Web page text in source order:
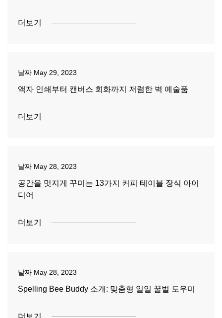
더보기
날짜 May 29, 2023
액자 인쇄부터 캔버스 회화까지 저렴한 벽 예술품
더보기
날짜 May 28, 2023
공간을 멋지게 꾸미는 13가지 커피 테이블 장식 아이
디어
더보기
날짜 May 28, 2023
Spelling Bee Buddy 소개: 맞춤형 일일 꿀벌 도우미
더보기